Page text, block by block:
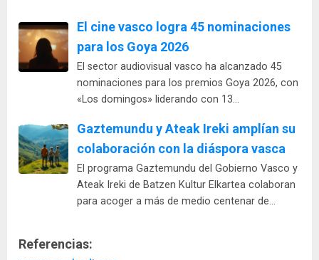
El cine vasco logra 45 nominaciones
para los Goya 2026
El sector audiovisual vasco ha alcanzado 45
nominaciones para los premios Goya 2026, con
«Los domingos» liderando con 13…
Gaztemundu y Ateak Ireki amplían su
colaboración con la diáspora vasca
El programa Gaztemundu del Gobierno Vasco y
Ateak Ireki de Batzen Kultur Elkartea colaboran
para acoger a más de medio centenar de…
Referencias: